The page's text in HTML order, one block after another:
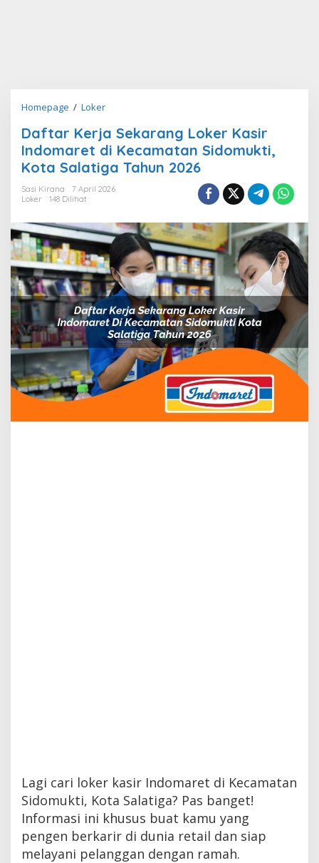
Homepage / LokerDaftar
Sekarang
Loker
Kasir
Indomaret
di
Sidomukti,
Kota
Salatiga
Tahun
2026
Daftar Kerja Sekarang Loker Kasir
Indomaret di Kecamatan Sidomukti,
Kota Salatiga Tahun 2026
Sasi Kirana
7 April 2026
Loker
148 Dilihat
Lagi cari loker kasir Indomaret di Kecamatan
Sidomukti, Kota Salatiga? Pas banget!
Informasi ini khusus buat kamu yang
pengen berkarir di dunia retail dan siap
melayani pelanggan dengan ramah.